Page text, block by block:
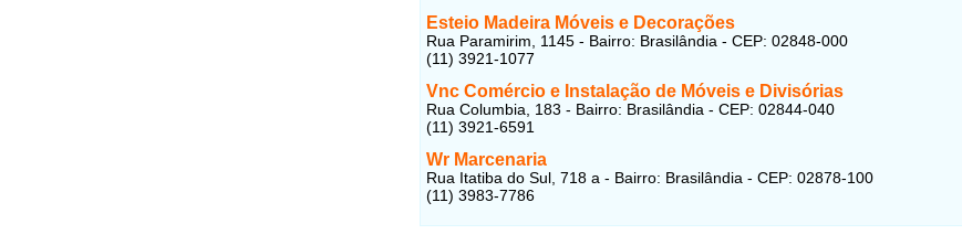
Esteio Madeira Móveis e Decorações
Rua Paramirim, 1145 - Bairro: Brasilândia - CEP: 02848-000
(11) 3921-1077
Vnc Comércio e Instalação de Móveis e Divisórias
Rua Columbia, 183 - Bairro: Brasilândia - CEP: 02844-040
(11) 3921-6591
Wr Marcenaria
Rua Itatiba do Sul, 718 a - Bairro: Brasilândia - CEP: 02878-100
(11) 3983-7786